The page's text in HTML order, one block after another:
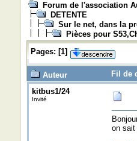
Forum de l'association
DETENTE
Sur le net, dans la
Pièces pour
Pages: [1]
Auteur
Fil de
kitbus1/24
Invité
on sait